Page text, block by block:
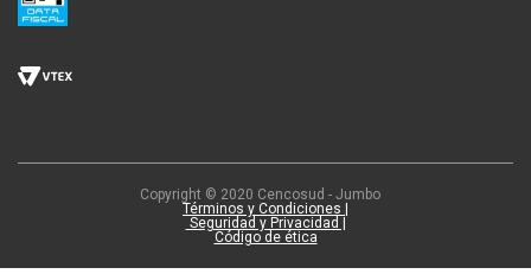
Copyright © 2020 Cencosud - Jumbo
Términos y Condiciones |
Seguridad y Privacidad |
Código de ética